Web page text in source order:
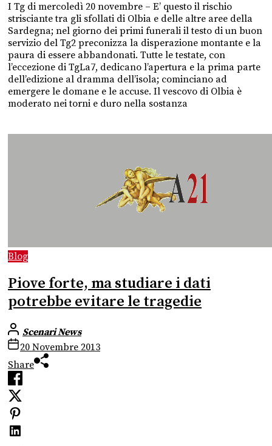
I Tg di mercoledì 20 novembre – E’ questo il rischio
strisciante tra gli sfollati di Olbia e delle altre aree della
Sardegna; nel giorno dei primi funerali il testo di un buon
servizio del Tg2 preconizza la disperazione montante e la
paura di essere abbandonati. Tutte le testate, con
l’eccezione di TgLa7, dedicano l’apertura e la prima parte
dell’edizione al dramma dell’isola; cominciano ad
emergere le domane e le accuse. Il vescovo di Olbia è
moderato nei torni e duro nella sostanza
Blog
Piove forte, ma studiare i dati
potrebbe evitare le tragedie
Scenari News
20 Novembre 2013
Share